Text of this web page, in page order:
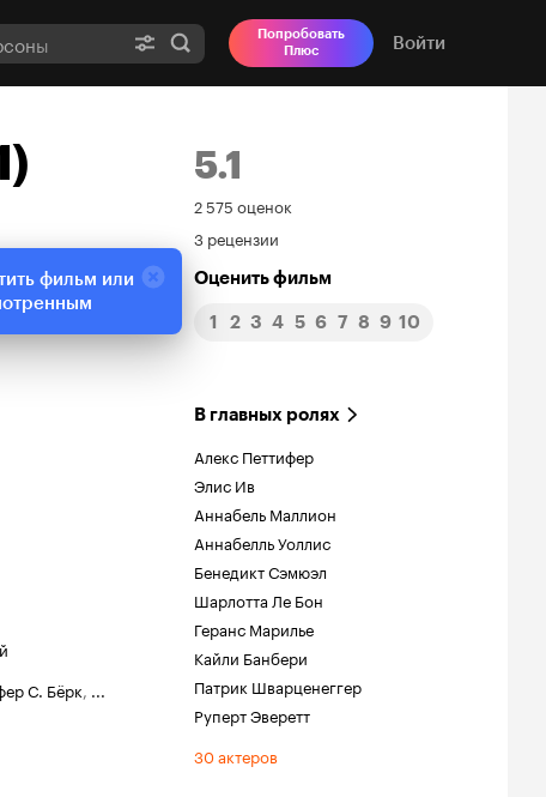
Попробовать
Плюс
Войти
5.1
Рейтинг
Кинопоиска
5.1
2 575 оценок
3 рецензии
Оценить фильм
1 2 3 4 5 6 7 8 9 10
С. Бёрк, ...
В главных ролях
Алекс Петтифер
Элис Ив
Аннабель Маллион
Аннабелль Уоллис
Бенедикт Сэмюэл
Шарлотта Ле Бон
Геранс Марилье
Кайли Банбери
Патрик Шварценеггер
Руперт Эверетт
30 актеров
фильм или